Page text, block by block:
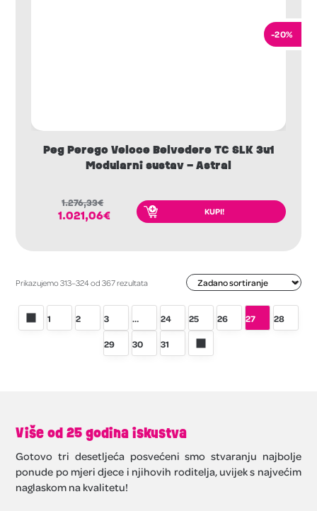
-20%
Peg Perego Veloce Belvedere TC SLK 3u1
Modularni sustav – Astral
1.276,33€
1.021,06€ KUPI!
Prikazujemo 313–324 od 367 rezultata
1 2 3 … 24 25 26 27 28
29 30 31
Više od 25 godina iskustva
Gotovo tri desetljeća posvećeni smo stvaranju najbolje
ponude po mjeri djece i njihovih roditelja, uvijek s najvećim
naglaskom na kvalitetu!